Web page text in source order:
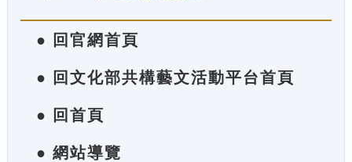
● 回官網首頁
● 回文化部共構藝文活動平台首頁
● 回首頁
● 網站導覽